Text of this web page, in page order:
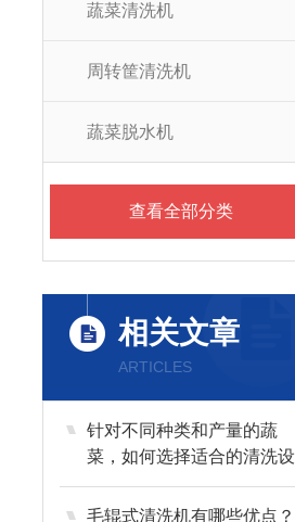
蔬菜清洗机
周转筐清洗机
蔬菜脱水机
查看全部分类
相关文章
ARTICLES
针对不同种类和产量的蔬
菜，如何选择适合的清洗设
备？
毛辊式清洗机有哪些优点？